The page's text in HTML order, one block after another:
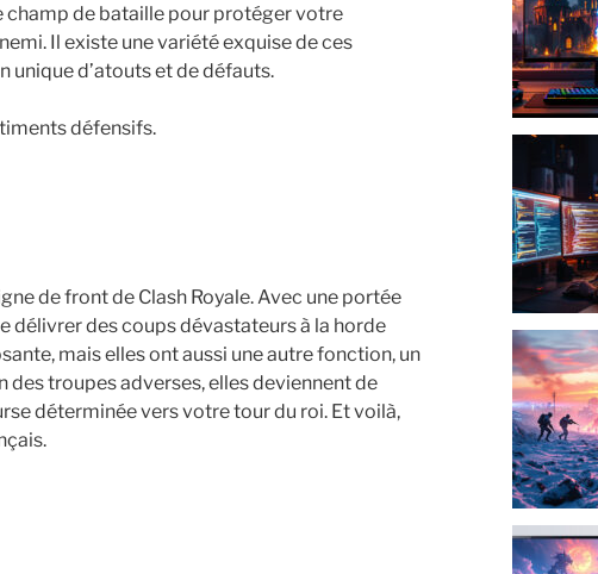
champ de bataille pour protéger votre
Il existe une variété exquise de ces
d’atouts et de défauts.
défensifs.
de front de Clash Royale. Avec une portée
délivrer des coups dévastateurs à la horde
mais elles ont aussi une autre fonction, un
troupes adverses, elles deviennent de
déterminée vers votre tour du roi. Et voilà,